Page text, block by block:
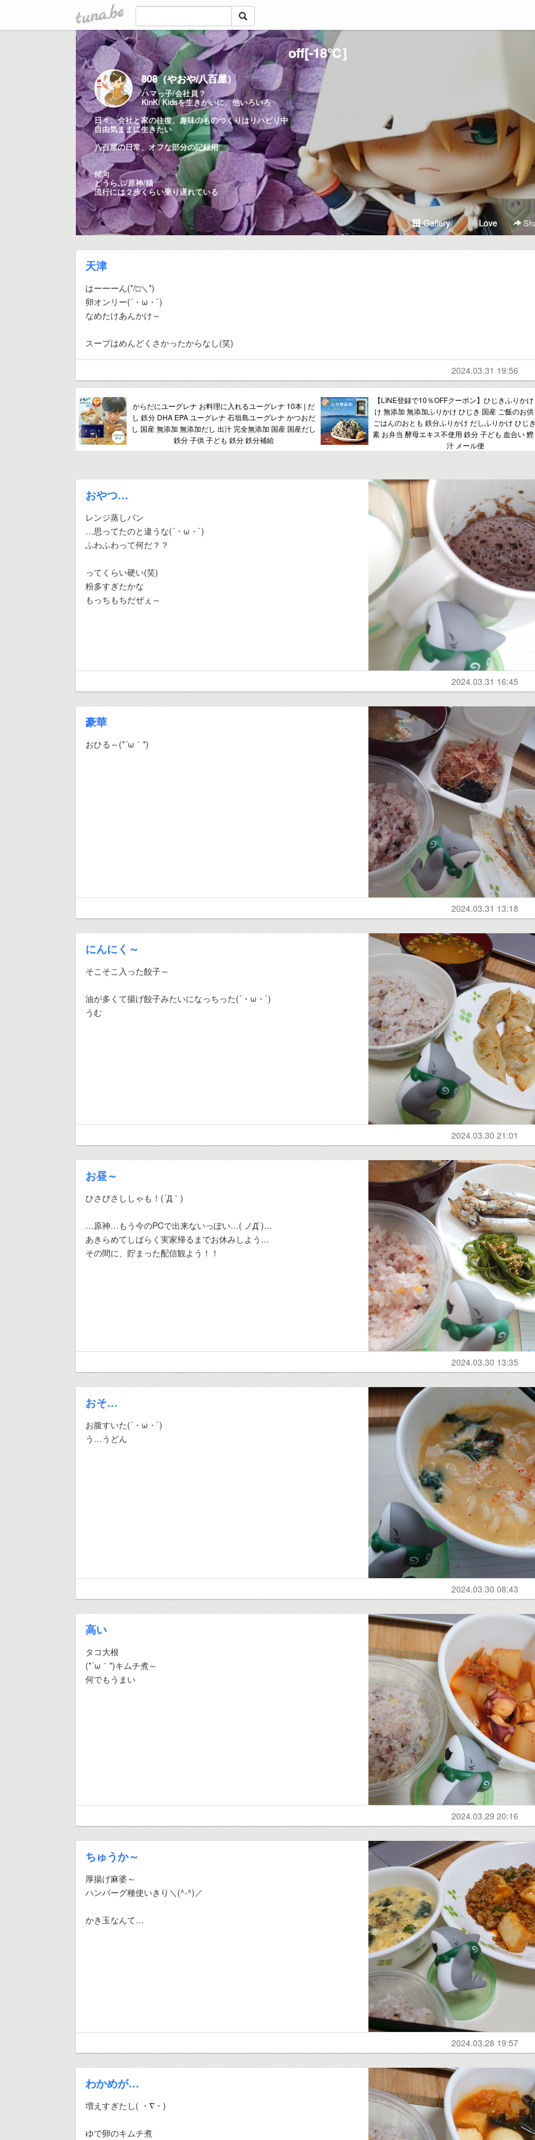
tuna.be
off[-18℃]
808（やおや/八百屋）
ハマっ子/会社員？
KinKi Kidsを生きがいに、他いろいろ
日々、会社と家の往復、趣味のものつくりはリハビリ中
自由気ままに生きたい
八百屋の日常、オフな部分の記録用
傾向
とうらぶ/原神/猫
流行には２歩くらい乗り遅れている
Gallery Love
天津
はーーーん(*/□＼*)
卵オンリー(´・ω・`)
なめたけあんかけ～
スープはめんどくさかったからなし(笑)
2024.03.31 19:56
からだにユーグレナ お料理に入れるユーグレナ 10本 | だ
し 鉄分 DHA EPA ユーグレナ 石垣島ユーグレナ かつおだ
し 国産 無添加 無添加だし 出汁 完全無添加 国産 国産だし
鉄分 子供 子ども 鉄分 鉄分補給
【LINE登録で10％OFFクーポン】ひじきふりか
け 無添加 無添加ふりかけ ひじき 国産 ご飯のお
ごはんのおとも 鉄分ふりかけ だしふりかけ ひじ
素 お弁当 酵母エキス不使用 鉄分 子ども 血合い
汁 メール便
おやつ…
レンジ蒸しパン
…思ってたのと違うな(´・ω・`)
ふわふわって何だ？？
ってくらい硬い(笑)
粉多すぎたかな
もっちもちだぜぇ～
2024.03.31 16:45
豪華
おひる～(*´ω｀*)
2024.03.31 13:18
にんにく～
そこそこ入った餃子～
油が多くて揚げ餃子みたいになっちった(´・ω・`)
うむ
2024.03.30 21:01
お昼～
ひさびさししゃも！(´Д｀)
…原神…もう今のPCで出来ないっぽい…( ノД`)…
あきらめてしばらく実家帰るまでお休みしよう…
その間に、貯まった配信観よう！！
2024.03.30 13:35
おそ…
お腹すいた(´・ω・`)
う…うどん
2024.03.30 08:43
高い
タコ大根
(*´ω｀*)キムチ煮～
何でもうまい
2024.03.29 20:16
ちゅうか～
厚揚げ麻婆～
ハンバーグ種使いきり＼(^-^)／
かき玉なんて…
2024.03.28 19:57
わかめが…
増えすぎたし( ・∇・)
ゆで卵のキムチ煮